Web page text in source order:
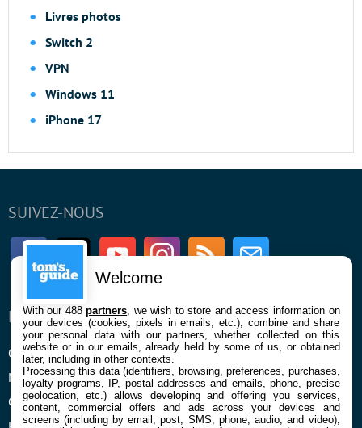
Livres photos
Switch 2
VPN
Windows 11
iPhone 17
SUIVEZ-NOUS
FacebookTwitter Youtube InstagramRSS Newsletter
ENTREPRISE
Qui sommes nous
Mentions légales et CGU
Confidentialité et Cookies
À PROPOS
La rédaction
Contact
Welcome
With our 488partners , we wish to store and access information on
your devices (cookies, pixels in emails, etc.), combine and share
your personal data with our partners, whether collected on this
website or in our emails, already held by some of us, or obtained
later, including in other contexts.
Processing this data (identifiers, browsing, preferences, purchases,
loyalty programs, IP, postal addresses and emails, phone, precise
geolocation, etc.) allows developing and offering you services,
content, commercial offers and ads across your devices and
screens (including by email, post, SMS, phone, audio, and video),